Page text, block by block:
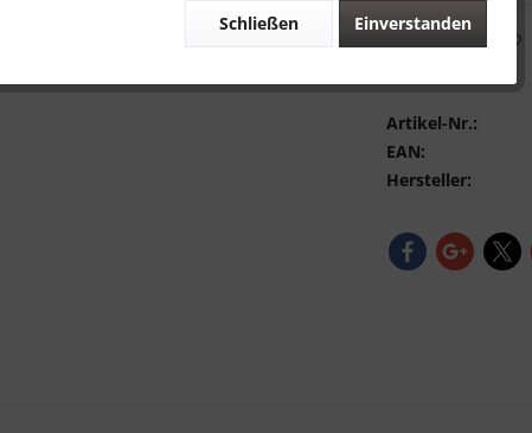
Artikel-Nr.:
EAN:
Hersteller:
Einverstanden
Schließen